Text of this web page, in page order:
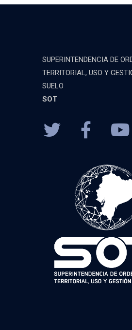
SUPERINTENDENCIA DE
TERRITORIAL, USO Y
SUELO
SOT